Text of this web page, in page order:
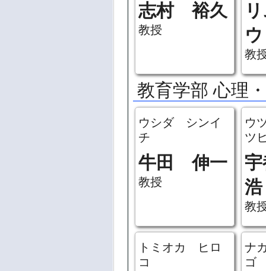
志村 裕久
教授
教
教育学部 心理
ウシダ シンイ
チ
牛田 伸一
教授
ウ
ツ
浩
教
トミオカ ヒロ
コ
ナ
ゴ